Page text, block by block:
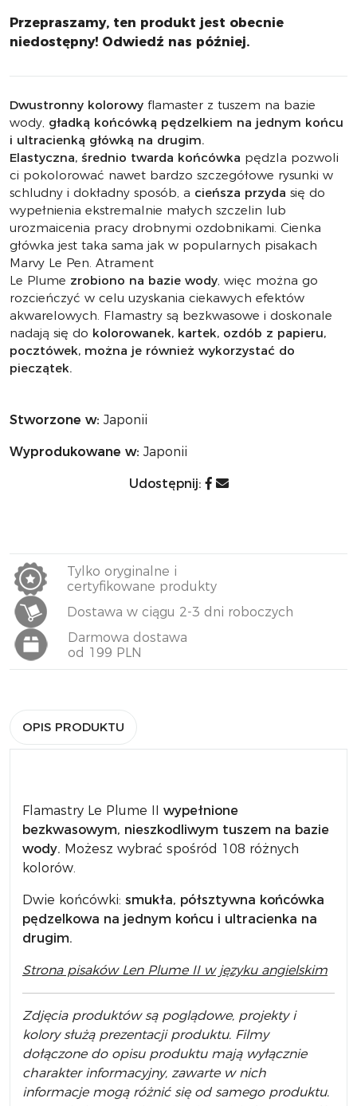
Przepraszamy, ten produkt jest obecnie
niedostępny! Odwiedź nas później.
Dwustronny kolorowy flamaster z tuszem na bazie
wody, gładką końcówką pędzelkiem na jednym końcu
i ultracienką główką na drugim.
Elastyczna, średnio twarda końcówka pędzla pozwoli
ci pokolorować nawet bardzo szczegółowe rysunki w
schludny i dokładny sposób, a cieńsza przyda się do
wypełnienia ekstremalnie małych szczelin lub
urozmaicenia pracy drobnymi ozdobnikami. Cienka
główka jest taka sama jak w popularnych pisakach
Marvy Le Pen. Atrament
Le Plume zrobiono na bazie wody, więc można go
rozcieńczyć w celu uzyskania ciekawych efektów
akwarelowych. Flamastry są bezkwasowe i doskonale
nadają się do kolorowanek, kartek, ozdób z papieru,
pocztówek, można je również wykorzystać do
pieczątek.
Stworzone w: Japonii
Wyprodukowane w: Japonii
Udostępnij:
Tylko oryginalne i
certyfikowane produkty
Dostawa w ciągu 2-3 dni roboczych
Darmowa dostawa
od 199 PLN
OPIS PRODUKTU
Flamastry Le Plume II wypełnione
bezkwasowym, nieszkodliwym tuszem na bazie
wody. Możesz wybrać spośród 108 różnych
kolorów.
Dwie końcówki: smukła, półsztywna końcówka
pędzelkowa na jednym końcu i ultracienka na
drugim.
Strona pisaków Len Plume II w języku angielskim
Zdjęcia produktów są poglądowe, projekty i
kolory służą prezentacji produktu. Filmy
dołączone do opisu produktu mają wyłącznie
charakter informacyjny, zawarte w nich
informacje mogą różnić się od samego produktu.